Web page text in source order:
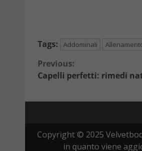
Tags: Addominali
Continue
Reading
Previous:
Capelli perfetti: rimedi
Copyright © 2025
in quanto viene